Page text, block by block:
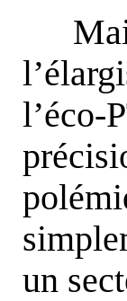
l’éco-
un